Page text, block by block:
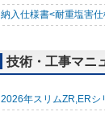
納入仕様書<耐重塩害
技術・工事マニ
2026年スリムZR,ERシ